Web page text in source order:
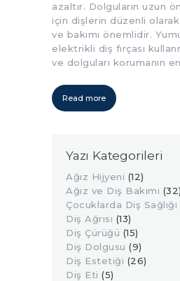
AYDINLATMA
METNI
BLOG
İLETIŞIM
azaltır. Dolguların uzun
için dişlerin düzenli
ve bakımı önemlidir.
elektrikli diş fırçası
ve dolguları korumanın
Read more
Yazı Kategorileri
Ağız Hijyeni (12)
Ağız ve Diş Bakımı (32)
Çocuklarda Diş Sağlığı
Diş Ağrısı (13)
Diş Çürüğü (15)
Diş Dolgusu (9)
Diş Estetiği (26)
Diş Eti (5)